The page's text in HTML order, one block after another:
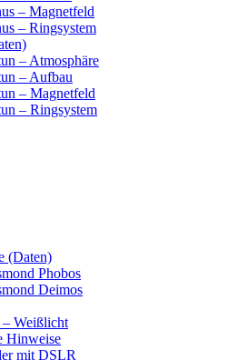
– Magnetfeld
– Ringsystem
– Atmosphäre
– Aufbau
– Magnetfeld
– Ringsystem
(Daten)
Phobos
Deimos
– Weißlicht
Hinweise
mit DSLR